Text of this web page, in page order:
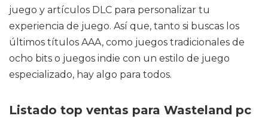
juego y artículos DLC para personalizar tu
experiencia de juego. Así que, tanto si buscas los
últimos títulos AAA, como juegos tradicionales de
ocho bits o juegos indie con un estilo de juego
especializado, hay algo para todos.
Listado top ventas para Wasteland pc